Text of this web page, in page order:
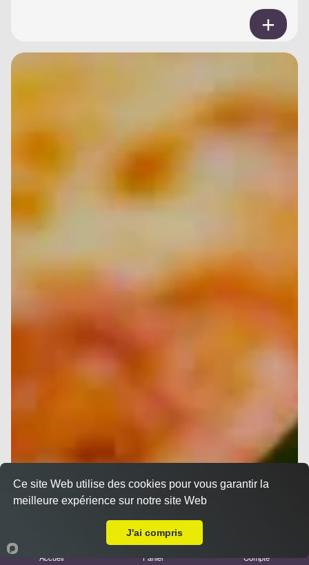
Accueil Panier Compte
Ce site Web utilise des cookies pour vous garantir la
meilleure expérience sur notre site Web
J'ai compris